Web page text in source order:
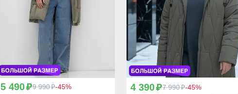
5 490p9 990p-45% 4 390p7 990p-45%